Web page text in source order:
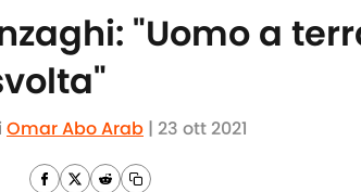
"Uomo a
Omar Abo Arab | 23 ott 2021